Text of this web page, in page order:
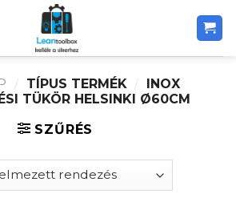
/ TÍPUS TERMÉK / INOX
TÜKÖR HELSINKI Ø60CM
SZŰRÉS